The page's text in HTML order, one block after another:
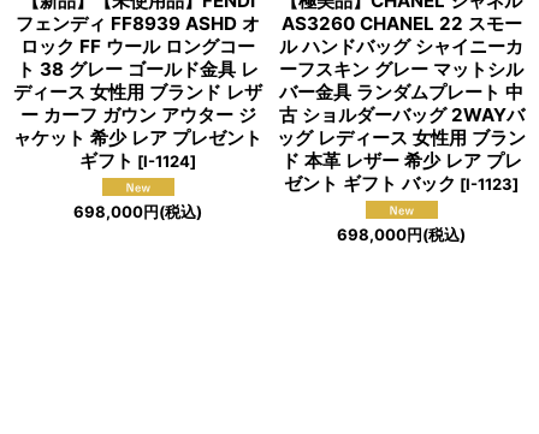
フェンディ FF8939 ASHD オ
ロック FF ウール ロングコー
ト 38 グレー ゴールド金具 レ
ディース 女性用 ブランド レザ
ー カーフ ガウン アウター ジ
ャケット 希少 レア プレゼント
ギフト [I-1124]
698,000円(税込)
AS3260 CHANEL 22 スモー
ル ハンドバッグ シャイニーカ
ーフスキン グレー マットシル
バー金具 ランダムプレート 中
古 ショルダーバッグ 2WAYバ
ッグ レディース 女性用 ブラン
ド 本革 レザー 希少 レア プレ
ゼント ギフト バック [I-1123]
698,000円(税込)